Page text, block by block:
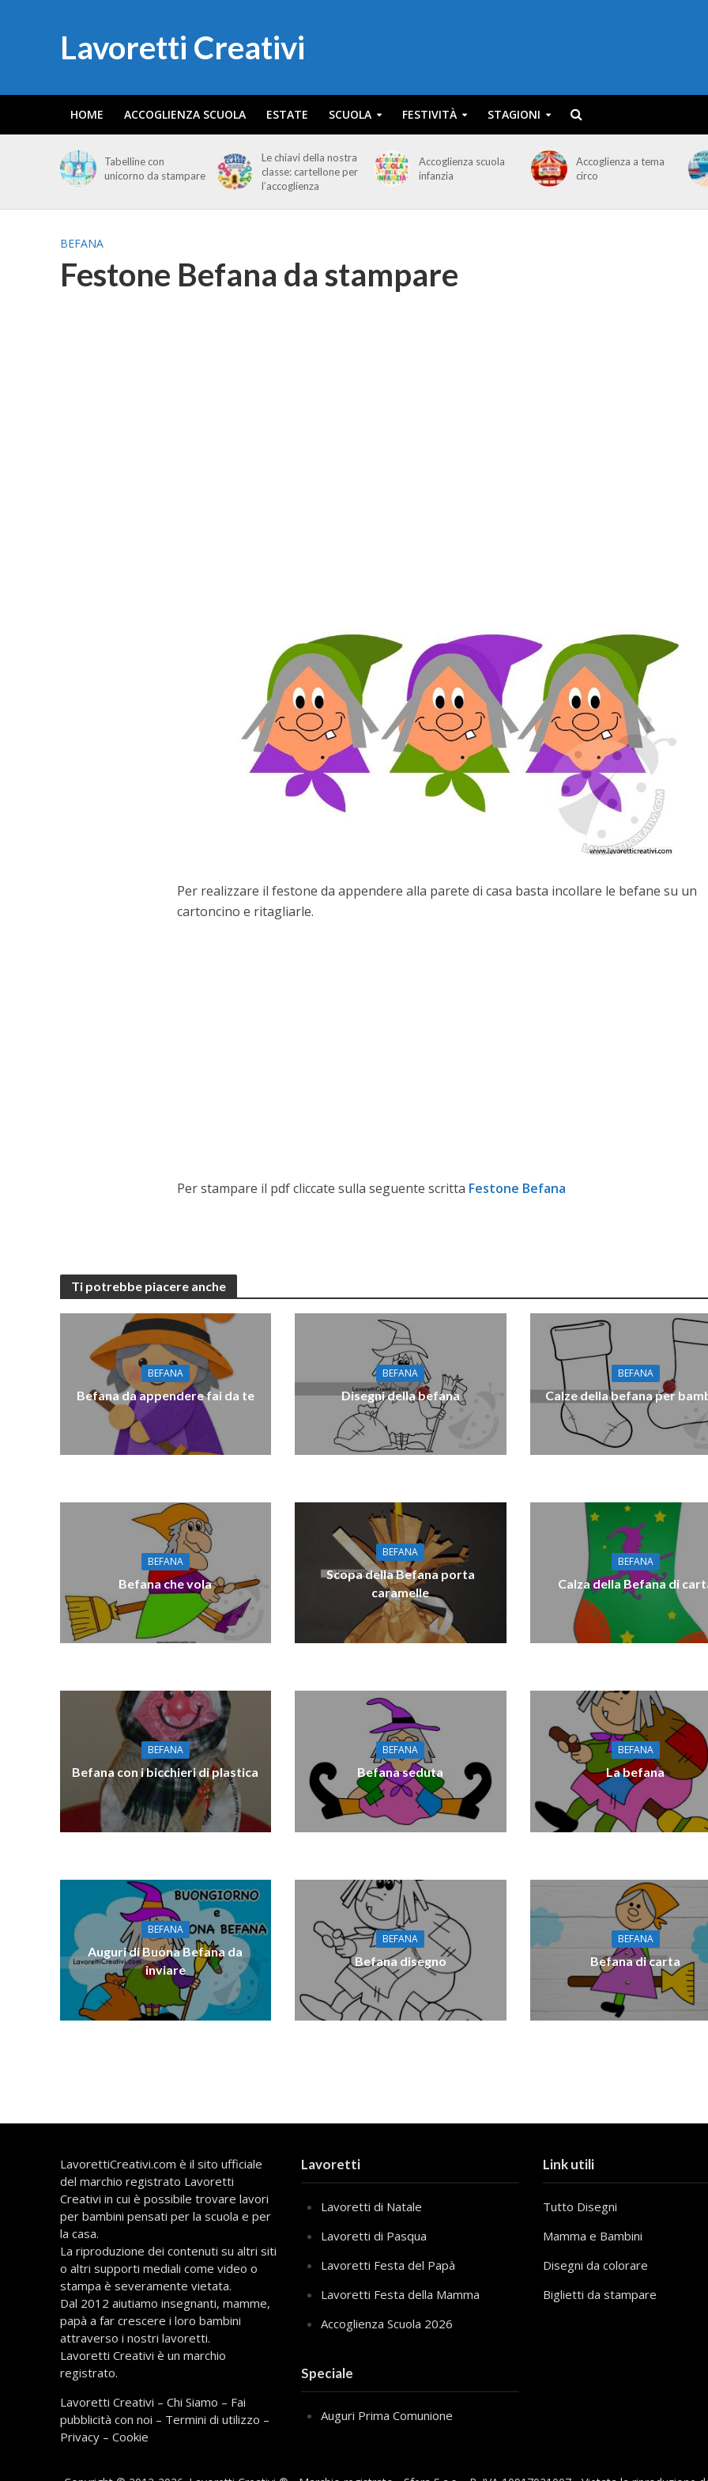
Lavoretti Creativi
HOME ACCOGLIENZA SCUOLA ESTATE SCUOLA FESTIVITÀ STAGIONI
Tabelline con
unicorno da stampare
Le chiavi della nostra
classe: cartellone per
l’accoglienza
Accoglienza scuola
infanzia
Accoglienza a tema
circo
BEFANA
Festone Befana da stampare
Per realizzare il festone da appendere alla parete di casa basta incollare le befane su un
cartoncino e ritagliarle.
Per stampare il pdf cliccate sulla seguente scritta Festone Befana
Ti potrebbe piacere anche
BEFANA
Befana da appendere fai da te
BEFANA
Disegni della befana
BEFANA
Calze della befana per
BEFANA
Befana che vola
BEFANA
Scopa della Befana porta
caramelle
BEFANA
Calza della Befana di
BEFANA
Befana con i bicchieri di plastica
BEFANA
Befana seduta
BEFANA
La befana
BEFANA
Auguri di Buona Befana da
inviare
BEFANA
Befana disegno
BEFANA
Befana di carta
LavorettiCreativi.com è il sito ufficiale
del marchio registrato Lavoretti
Creativi in cui è possibile trovare lavori
per bambini pensati per la scuola e per
la casa.
La riproduzione dei contenuti su altri siti
o altri supporti mediali come video o
stampa è severamente vietata.
Dal 2012 aiutiamo insegnanti, mamme,
papà a far crescere i loro bambini
attraverso i nostri lavoretti.
Lavoretti Creativi è un marchio
registrato.
Lavoretti Creativi – Chi Siamo – Fai
pubblicità con noi – Termini di utilizzo –
Privacy– Cookie
Lavoretti
Lavoretti di Natale
Lavoretti di Pasqua
Lavoretti Festa del Papà
Lavoretti Festa della Mamma
Accoglienza Scuola 2026
Speciale
Auguri Prima Comunione
Link utili
Tutto Disegni
Mamma e Bambini
Disegni da colorare
Biglietti da stampare